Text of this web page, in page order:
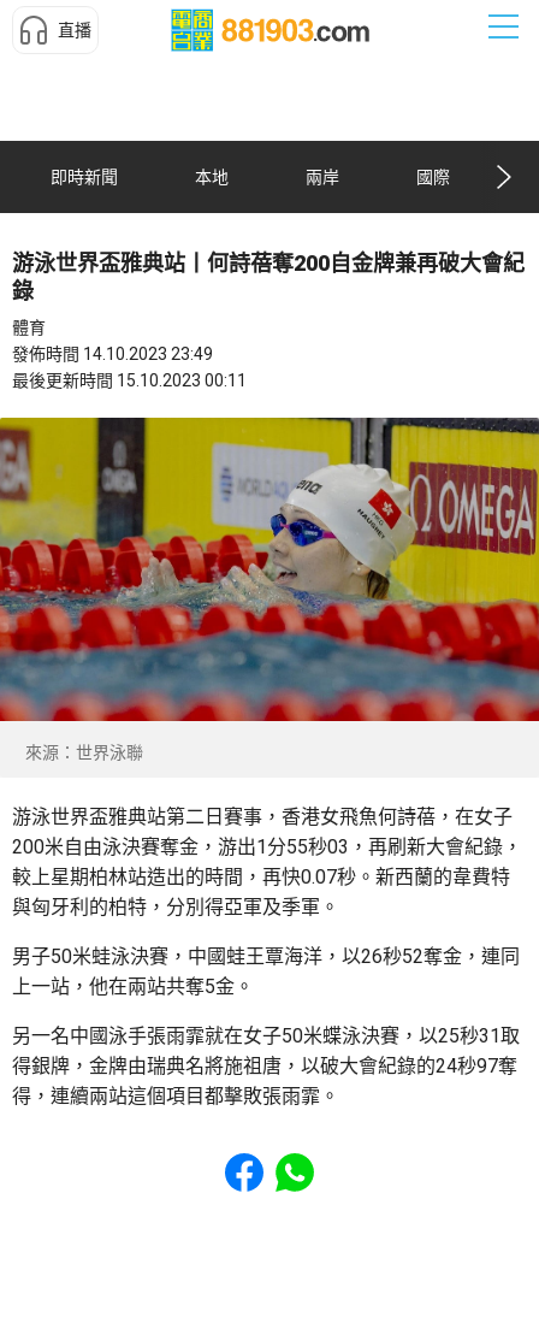
直播
即時新聞 本地 兩岸 國際
游泳世界盃雅典站丨何詩蓓奪200自金牌兼再破大會紀
錄
體育
發佈時間 14.10.2023 23:49
最後更新時間 15.10.2023 00:11
來源：世界泳聯
游泳世界盃雅典站第二日賽事，香港女飛魚何詩蓓，在女子
200米自由泳決賽奪金，游出1分55秒03，再刷新大會紀錄，
較上星期柏林站造出的時間，再快0.07秒。新西蘭的韋費特
與匈牙利的柏特，分別得亞軍及季軍。
男子50米蛙泳決賽，中國蛙王覃海洋，以26秒52奪金，連同
上一站，他在兩站共奪5金。
另一名中國泳手張雨霏就在女子50米蝶泳決賽，以25秒31取
得銀牌，金牌由瑞典名將施祖唐，以破大會紀錄的24秒97奪
得，連續兩站這個項目都擊敗張雨霏。
Share to Facebook
Share to WhatsApp